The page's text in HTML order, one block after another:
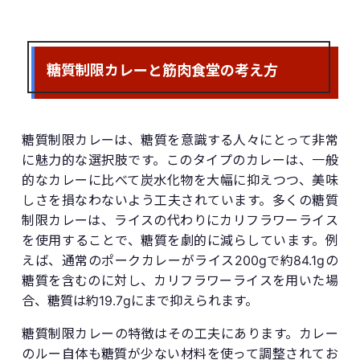
糖質制限カレーと筋肉食堂の考え方
糖質制限カレーは、糖質を意識する人々にとって非常
に魅力的な選択肢です。このタイプのカレーは、一般
的なカレーに比べて炭水化物を大幅に抑えつつ、美味
しさを損なわないよう工夫されています。多くの糖質
制限カレーは、ライスの代わりにカリフラワーライス
を使用することで、糖質を劇的に減らしています。例
えば、通常のポークカレーがライス200gで約84.1gの
糖質を含むのに対し、カリフラワーライスを用いた場
合、糖質は約19.7gにまで抑えられます。
糖質制限カレーの特徴はその工夫にあります。カレー
のルー自体も糖質が少ない材料を使って調整されてお